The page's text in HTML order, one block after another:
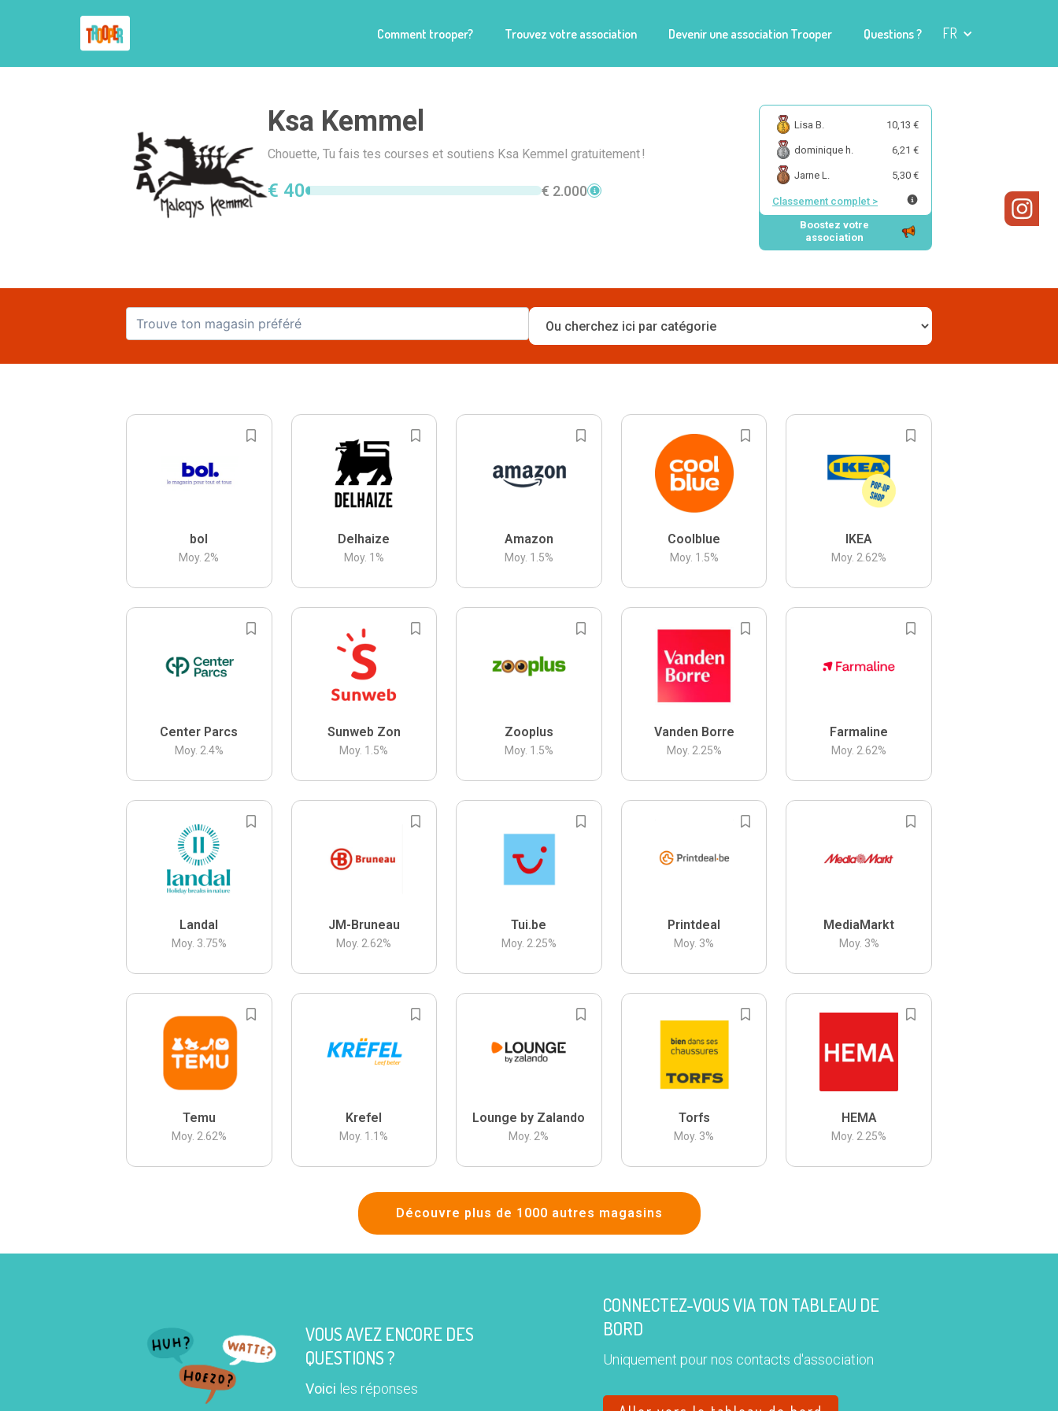
Comment trooper? Trouvez votre association Devenir une association Trooper Questions ? FR
Ksa Kemmel
Chouette, Tu fais tes courses et soutiens Ksa Kemmel gratuitement !
€ 40 € 2.000
Lisa B. 10,13 €
dominique h. 6,21 €
Jarne L. 5,30 €
Classement complet >
Boostez votre
association
bol
Moy. 2%
Delhaize
Moy. 1 %
Amazon
Moy. 1.5%
Coolblue
Moy. 1.5%
IKEA
Moy. 2.62%
Center Parcs
Moy. 2.4%
Sunweb Zon
Moy. 1.5%
Zooplus
Moy. 1.5%
Vanden Borre
Moy. 2.25%
Farmaline
Moy. 2.62%
Landal
Moy. 3.75%
JM-Bruneau
Moy. 2.62%
Tui.be
Moy. 2.25%
Printdeal
Moy. 3%
MediaMarkt
Moy. 3%
Temu
Moy. 2.62%
Krefel
Moy. 1.1 %
Lounge by Zalando
Moy. 2%
Torfs
Moy. 3%
HEMA
Moy. 2.25%
Découvre plus de 1000 autres magasins
VOUS AVEZ ENCORE DES
QUESTIONS ?
Voici les réponses
CONNECTEZ-VOUS VIA TON TABLEAU DE
BORD
Uniquement pour nos contacts d'association